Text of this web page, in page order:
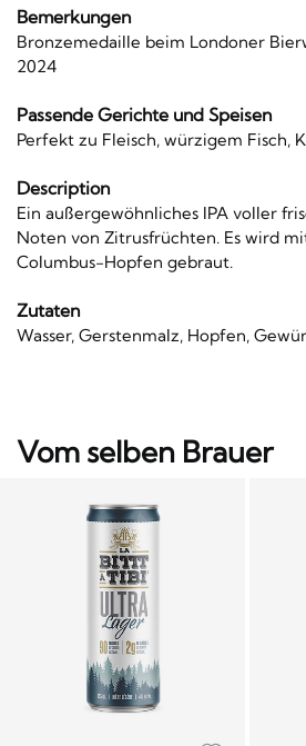
Bemerkungen
Bronzemedaille beim Londoner
2024
Passende Gerichte und Speisen
Perfekt zu Fleisch, würzigem Fisch,
Description
Ein außergewöhnliches IPA voller
Noten von Zitrusfrüchten. Es wird
Columbus-Hopfen gebraut.
Zutaten
Wasser, Gerstenmalz, Hopfen,
Vom selben Brauer